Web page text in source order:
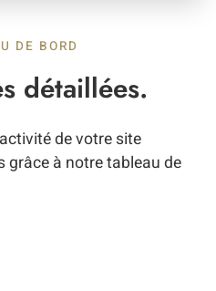
DE BORD
détaillées.
de votre site
grâce à notre tableau de